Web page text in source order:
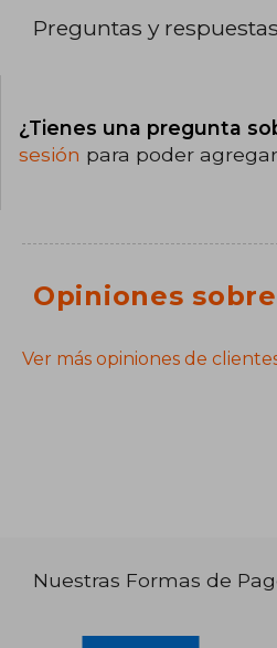
Preguntas y
¿Tienes una pregunta
sesión para poder
Opiniones
Ver más opiniones de
Nuestras Formas de